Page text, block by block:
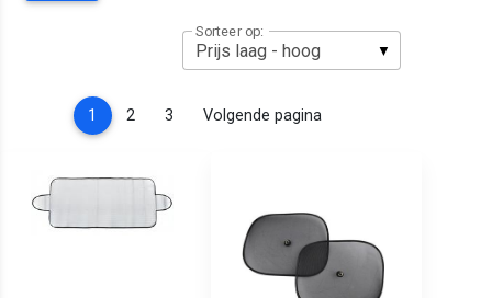
Sorteer op:
1 (current)
2 3 Volgende pagina